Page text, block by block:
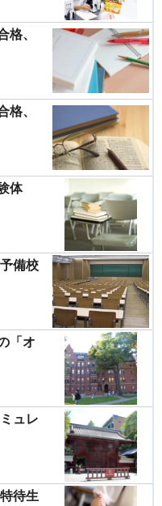
格、
格、
体
備校
「オ
ュレ
待生